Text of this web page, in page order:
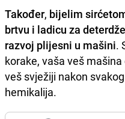
Također, bijelim
brtvu i ladicu za
razvoj plijesni u mašini.
korake, vaša veš
veš svježiji nakon
hemikalija.